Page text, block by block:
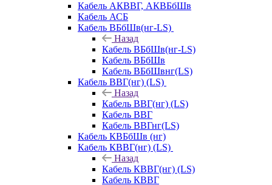
Кабель АКВВГ, АКВБбШв
Кабель АСБ
Кабель ВБбШв(нг-LS)
Назад
Кабель ВБбШв(нг-LS)
Кабель ВБбШв
Кабель ВБбШвнг(LS)
Кабель ВВГ(нг) (LS)
Назад
Кабель ВВГ(нг) (LS)
Кабель ВВГ
Кабель ВВГнг(LS)
Кабель КВБбШв (нг)
Кабель КВВГ(нг) (LS)
Назад
Кабель КВВГ(нг) (LS)
Кабель КВВГ